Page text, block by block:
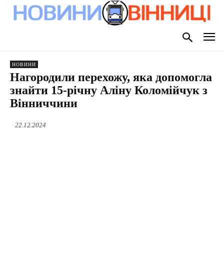
НОВИНИ
Нагородили перехожу, яка допомогла
знайти 15-річну Аліну Коломійчук з
Вінниччини
22.12.2024